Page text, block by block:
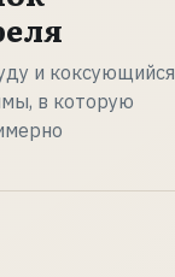
и коксующийся
в которую